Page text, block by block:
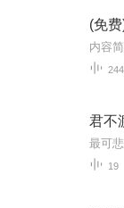
244
君不
最可
19